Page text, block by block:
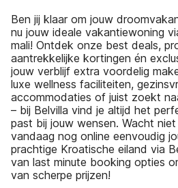
Ben jij klaar om jouw
nu jouw ideale vakantiewoning
mali! Ontdek onze best deals,
aantrekkelijke kortingen én
jouw verblijf extra voordelig
luxe wellness faciliteiten,
accommodaties of juist zoekt
– bij Belvilla vind je altijd het
past bij jouw wensen. Wacht
vandaag nog online eenvoudig
prachtige Kroatische eiland via
van last minute booking opties
van scherpe prijzen!